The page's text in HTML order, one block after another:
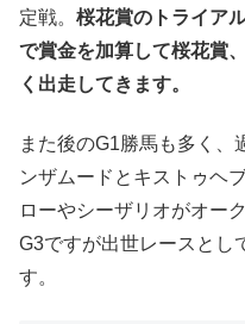
定戦。 桜花賞のトライア
で賞金を加算して桜花賞
く出走してきます。
また後のG1勝馬も多く、
ンザムードとキストゥヘ
ローやシーザリオがオー
G3ですが出世レースとし
す。